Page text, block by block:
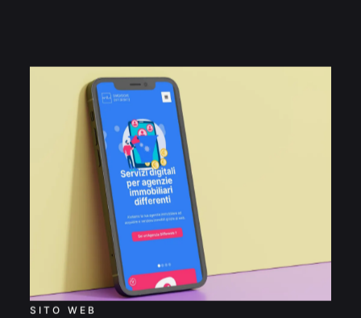
Realizzazione sito
Dimensione Differente
SITO WEB